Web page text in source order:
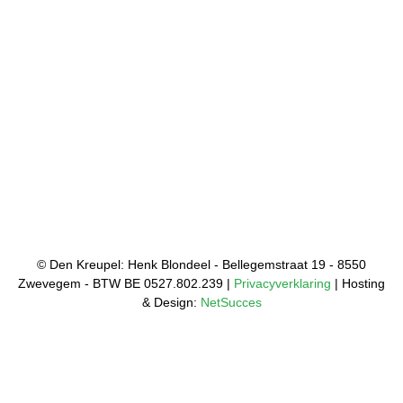
© Den Kreupel: Henk Blondeel - Bellegemstraat 19 - 8550
Zwevegem - BTW BE 0527.802.239 | Privacyverklaring | Hosting
& Design: NetSucces